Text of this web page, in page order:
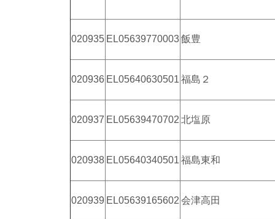
020935 EL05639770003飯豊
020936 EL05640630501 福島２
020937 EL05639470702 北塩原
020938 EL05640340501 福島東和
020939 EL05639165602 会津高田